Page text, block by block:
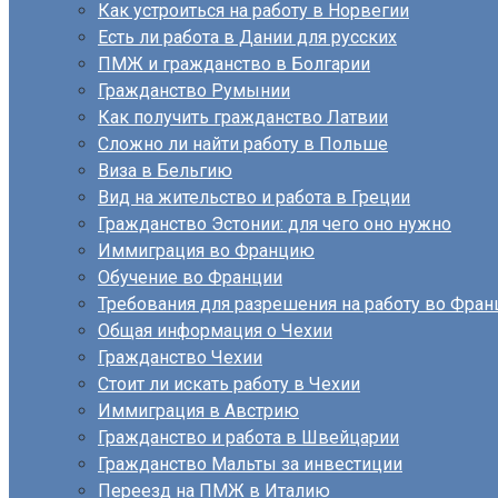
Как устроиться на работу в Норвегии
Есть ли работа в Дании для русских
ПМЖ и гражданство в Болгарии
Гражданство Румынии
Как получить гражданство Латвии
Сложно ли найти работу в Польше
Виза в Бельгию
Вид на жительство и работа в Греции
Гражданство Эстонии: для чего оно нужно
Иммиграция во Францию
Обучение во Франции
Требования для разрешения на работу во
Общая информация о Чехии
Гражданство Чехии
Стоит ли искать работу в Чехии
Иммиграция в Австрию
Гражданство и работа в Швейцарии
Гражданство Мальты за инвестиции
Переезд на ПМЖ в Италию